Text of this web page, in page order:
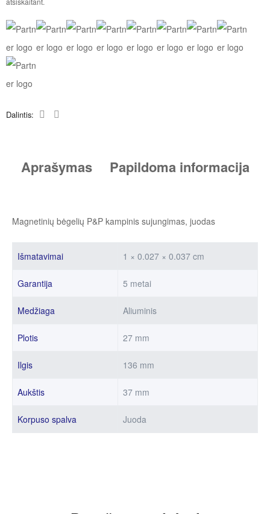
Dalintis:
Aprašymas Papildoma informacija
Magnetinių bėgelių P&P kampinis sujungimas, juodas
Išmatavimai 1 × 0.027 × 0.037 cm
Garantija 5 metai
Medžiaga Aliuminis
Plotis 27 mm
Ilgis 136 mm
Aukštis 37 mm
Korpuso spalva Juoda